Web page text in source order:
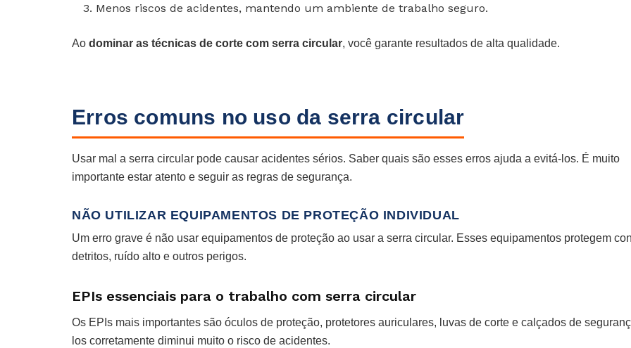
Menos riscos de acidentes, mantendo um ambiente de trabalho seguro.
Ao dominar as técnicas de corte com serra circular, você garante resultados de alta qualidade.
Erros comuns no uso da serra circular
Usar mal a serra circular pode causar acidentes sérios. Saber quais são esses erros ajuda a evitá-los. É muito
importante estar atento e seguir as regras de segurança.
NÃO UTILIZAR EQUIPAMENTOS DE PROTEÇÃO INDIVIDUAL
Um erro grave é não usar equipamentos de proteção ao usar a serra circular. Esses equipamentos protegem
detritos, ruído alto e outros perigos.
EPIs essenciais para o trabalho com serra circular
Os EPIs mais importantes são óculos de proteção, protetores auriculares, luvas de corte e calçados de
los corretamente diminui muito o risco de acidentes.